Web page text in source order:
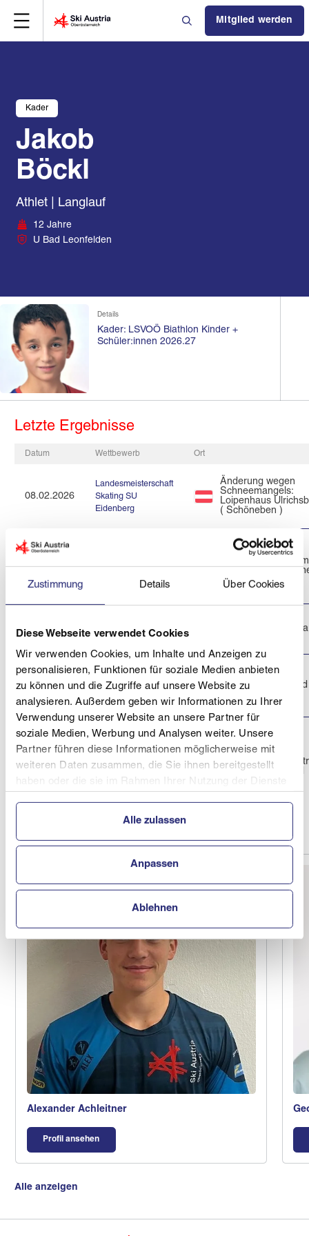
Zustimmung Details Über Cookies
Diese Webseite verwendet Cookies
Wir verwenden Cookies, um Inhalte und Anzeigen zu
personalisieren, Funktionen für soziale Medien anbieten
zu können und die Zugriffe auf unsere Website zu
analysieren. Außerdem geben wir Informationen zu Ihrer
Verwendung unserer Website an unsere Partner für
soziale Medien, Werbung und Analysen weiter. Unsere
Partner führen diese Informationen möglicherweise mit
weiteren Daten zusammen, die Sie ihnen bereitgestellt
Alle zulassen
Anpassen
Ablehnen
Mitglied werden
Kader
Jakob
Böckl
Athlet | Langlauf
12 Jahre
U Bad Leonfelden
Details
Kader: LSVOÖ Biathlon Kinder +
Schüler:innen 2026.27
Letzte Ergebnisse
Datum Wettbewerb Ort
08.02.2026
Landesmeisterschaft
Skating SU
Eidenberg
Änderung wegen
Schneemangels:
Loipenhaus
( Schöneben )
01.02.2026
Nordisches Zentrum
Böhmerwald/
10.01.2026
Nightrace
Sportarena
12.10.2025
Skiroller Race
Böhmerwald inkl.
OÖ Landescup
Güterweg Grünwald
21.09.2025
DER
DOPPELSTOCK
NÖ und OÖ
Waldviertel Gmünd
Alexander Achleitner
Profil ansehen
Alle anzeigen